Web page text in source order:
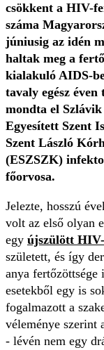
csökkent a HIV-
száma
júniusig az idén
haltak meg a
kialakuló AIDS-
tavaly egész éven
mondta el Szlávik
Egyesített Szent
Szent László
(ESZSZK)
főorvosa.
Jelezte, hosszú
volt az első olyan
egy újszülött
született, és így
anya
esetekből egy is
fogalmazott a
véleménye szerint
- lévén nem egy